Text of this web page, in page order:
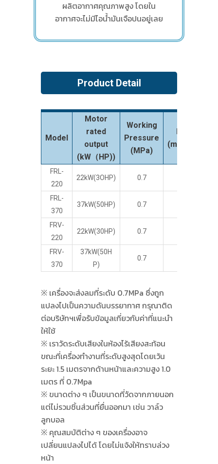
ผลิตอากาศคุณภาพสูง โดยใน
อากาศจะไม่มีไอน้ำมันเจือปนอยู่เลย
Product Detail
Model
Motor
rated
output
(kW（HP))
Working
Pressure
(MPa)
FAD
(m
FRL-
220
22kW(3OHP) 0.7
FRL-
370
37kW(50HP) 0.7
FRV-
220
22kW(30HP) 0.7
FRV-
370
37kW(50H
P)
0.7
※ เครื่องจะส่งลมที่ระดับ 0.7MPa ซึ่งถูก
แปลงไปเป็นความดันบรรยากาศ กรุณาติด
ต่อบริษัทฯเพื่อรับข้อมูลเกี่ยวกับค่าที่แนะนำ
ให้ใช้
※ เราวัดระดับเสียงในห้องไร้เสียงสะท้อน
ขณะที่เครื่องทำงานที่ระดับสูงสุดโดยเว้น
ระยะ 1.5 เมตรจากด้านหน้าและความสูง 1.0
เมตร ที่ 0.7Mpa
※ ขนาดต่าง ๆ เป็นขนาดที่วัดจากภายนอก
แต่ไม่รวมชิ้นส่วนที่ยื่นออกมา เช่น วาล์ว
ลูกบอล
※ คุณสมบัติต่าง ๆ ของเครื่องอาจ
เปลี่ยนแปลงไปได้ โดยไม่แจ้งให้ทราบล่วง
หน้า